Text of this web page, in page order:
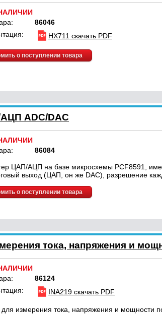
86046
HX711 скачать PDF
о поступлении товара
ADC/DAC
86084
ЦАП/АЦП на базе микросхемы PCF8591,
выход (ЦАП, он же DAC), разрешение
о поступлении товара
тока, напряжения и
86124
INA219 скачать PDF
измерения тока, напряжения и мощности